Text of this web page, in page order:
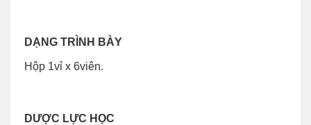
DẠNG TRÌNH BÀY
Hộp 1vỉ x 6viên.
DƯỢC LỰC HỌC